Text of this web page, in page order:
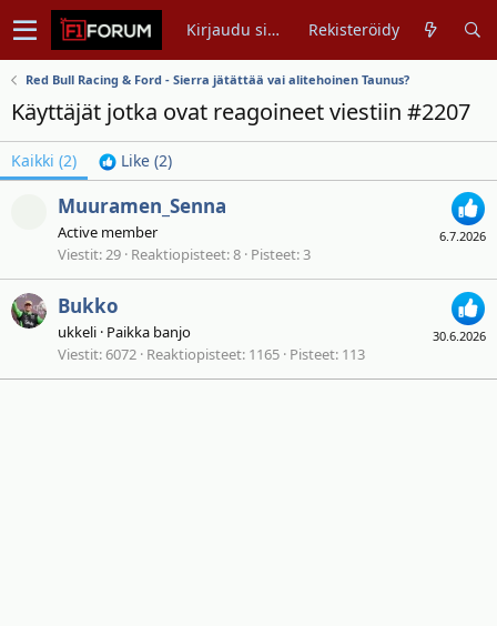
Kirjaudu sisään Rekisteröidy
Red Bull Racing & Ford - Sierra jätättää vai alitehoinen Taunus?
Käyttäjät jotka ovat reagoineet viestiin #2207
Kaikki (2) Like (2)
6.7.2026
Muuramen_Senna
Active member
Viestit 29 Reaktiopisteet 8 Pisteet 3
30.6.2026
Bukko
ukkeli · Paikka banjo
Viestit 6072 Reaktiopisteet 1165 Pisteet 113